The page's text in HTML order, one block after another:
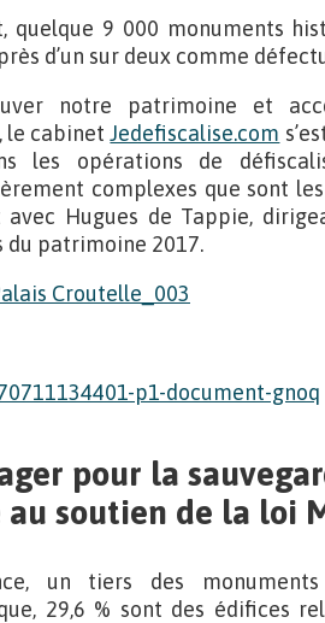
quelque 9 000 monuments
d’un sur deux comme
notre patrimoine et
le cabinetJedefiscalise.com
les opérations de
complexes que sont
Hugues de Tappie,
du patrimoine 2017.
pour la
au soutien de la loi
un tiers des
29,6 % sont des édifices